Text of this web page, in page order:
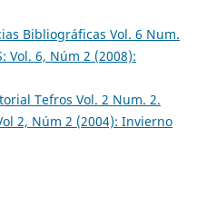
Bibliográficas Vol. 6 Num.
Vol. 6, Núm 2 (2008):
Tefros Vol. 2 Num. 2.
2, Núm 2 (2004): Invierno